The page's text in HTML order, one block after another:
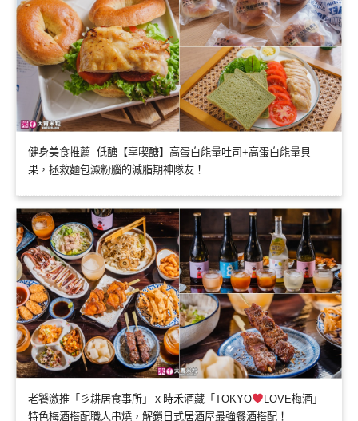
健身美食推薦│低醣【享喫醣】高蛋白能量吐司+高蛋白能量貝
果，拯救麵包澱粉腦的減脂期神隊友！
老饕激推「彡耕居食事所」ｘ時禾酒藏「TOKYO
LOVE梅酒」
特色梅酒搭配職人串燒，解鎖日式居酒屋最強餐酒搭配！